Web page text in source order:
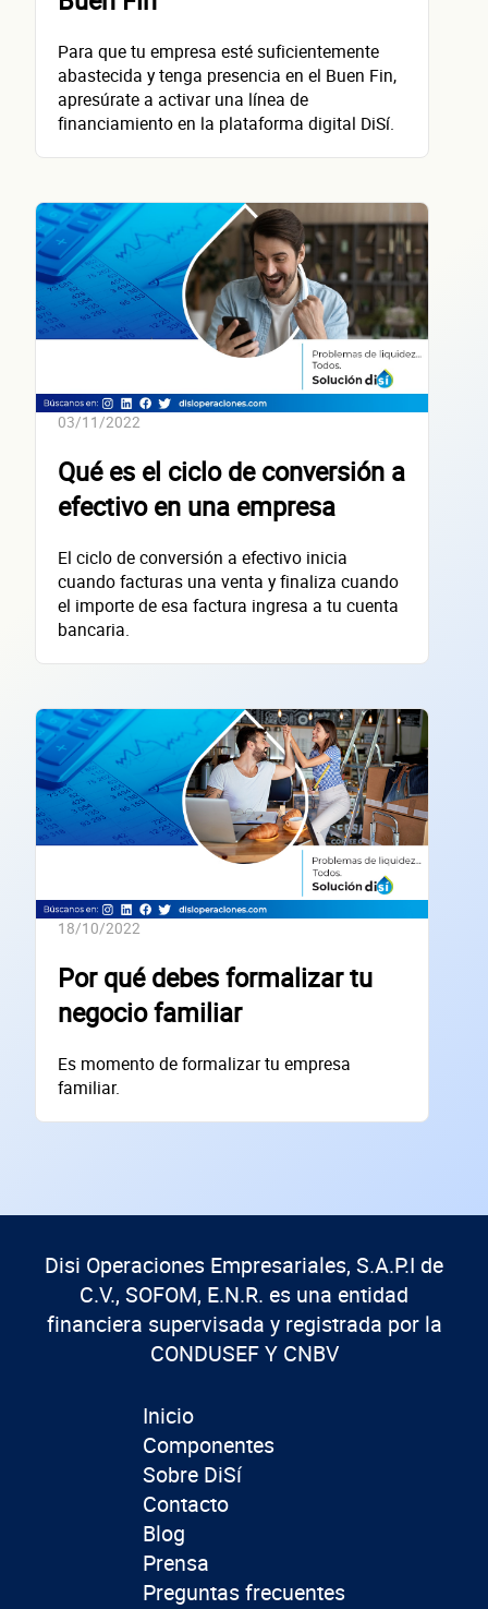
Para que tu empresa esté suficientemente
abastecida y tenga presencia en el Buen Fin,
apresúrate a activar una línea de
financiamiento en la plataforma digital DiSí.
03/11/2022
Qué es el ciclo de conversión a
efectivo en una empresa
El ciclo de conversión a efectivo inicia
cuando facturas una venta y finaliza cuando
el importe de esa factura ingresa a tu cuenta
bancaria.
18/10/2022
Por qué debes formalizar tu
negocio familiar
Es momento de formalizar tu empresa
familiar.
Nombre(s)
Primer apellido
Segundo apellido
Teléfono
Correo electrónico
Datos de
Sitio electrónico
Razón social
RFC de la empresa
Lo usamos solo para validar tu identidad fiscal — nunca lo compartimos con
Código Postal
Dirección de la empresa: Calle
Núm. Ext./Int.
+50empresas financiadas en los últimos 30 días
Inicio
Componentes
Sobre DiSí
Contacto
Blog
Prensa
Preguntas frecuentes
Disi Operaciones Empresariales, S.A.P.I de
C.V., SOFOM, E.N.R. es una entidad
financiera supervisada y registrada por la
CONDUSEF Y CNBV